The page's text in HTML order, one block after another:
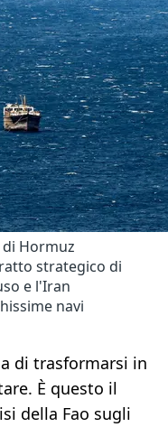
Hormuz
strategico di
e l'Iran
navi
di trasformarsi in
È questo il
della Fao sugli